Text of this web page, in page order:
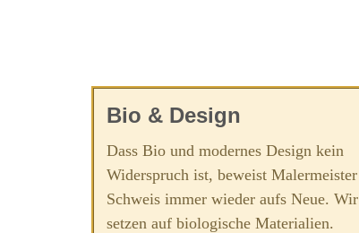
Bio & Design
Dass Bio und modernes Design kein
Widerspruch ist, beweist Malermeister
Schweis immer wieder aufs Neue. Wir
setzen auf biologische Materialien.